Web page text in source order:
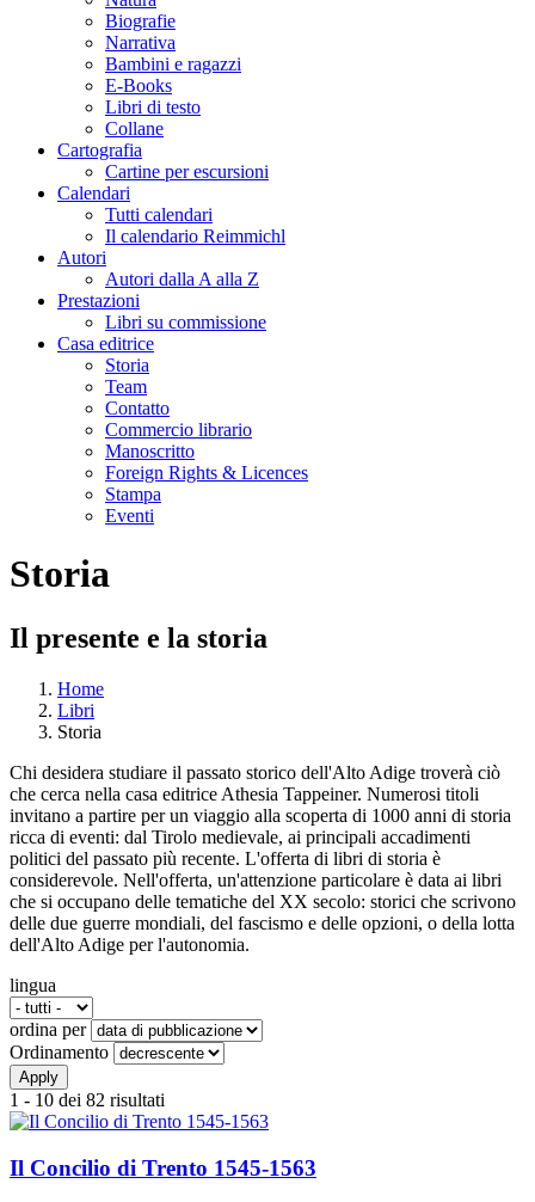
Biografie
Narrativa
Bambini e ragazzi
E-Books
Libri di testo
Collane
Cartografia
Cartine per escursioni
Calendari
Tutti calendari
Il calendario Reimmichl
Autori
Autori dalla A alla Z
Prestazioni
Libri su commissione
Casa editrice
Storia
Team
Contatto
Commercio librario
Manoscritto
Foreign Rights & Licences
Stampa
Eventi
Storia
Il presente e la storia
Tu sei qui
Home
Libri
Storia
Chi desidera studiare il passato storico dell'Alto Adige troverà ciò
che cerca nella casa editrice Athesia Tappeiner. Numerosi titoli
invitano a partire per un viaggio alla scoperta di 1000 anni di storia
ricca di eventi: dal Tirolo medievale, ai principali accadimenti
politici del passato più recente. L'offerta di libri di storia è
considerevole. Nell'offerta, un'attenzione particolare è data ai libri
che si occupano delle tematiche del XX secolo: storici che scrivono
delle due guerre mondiali, del fascismo e delle opzioni, o della lotta
dell'Alto Adige per l'autonomia.
lingua
ordina per
Ordinamento
1 - 10 dei 82 risultati
Il Concilio di Trento 1545-1563